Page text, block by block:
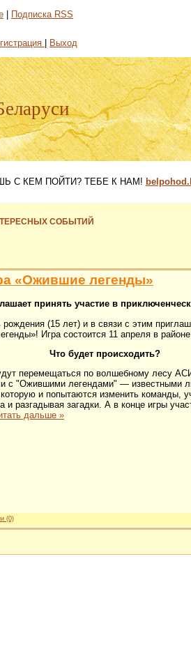
Подписка RSS
Выход
С КЕМ ПОЙТИ? ТЕБЕ К НАМ!
СОБЫТИЙ
«Ожившие легенды»
принять участие в
рождения (15 лет) и в связи с этим
Игра состоится 11 апреля в
Что будет происходить?
перемещаться по волшебному лесу
с "Ожившими легендами" — известными
и попытаются изменить команды,
и разгадывая загадки. А в конце игры
дальше »
(0)